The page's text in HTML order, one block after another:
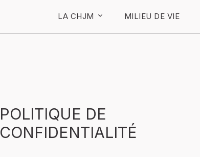
LA CHJM MILIEU DE VIE
POLITIQUE DE
CONFIDENTIALITÉ